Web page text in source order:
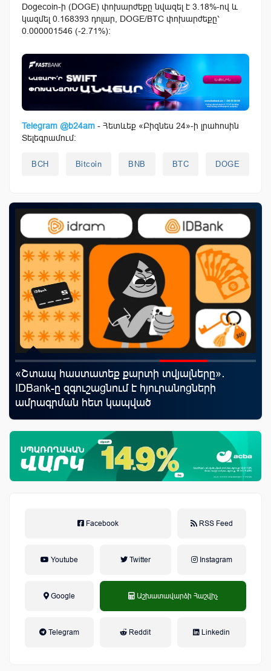
Dogecoin-ի (DOGE) փոխարժեքը նվազել է 3.18%-ով և
կազմել 0.168393 դոլար, DOGE/BTC փոխարժեքը՝
0.000001546 (-2.71%):
Telegram @b24am - Հետևեք «Բիզնես 24»-ի լրահոսին
Տելեգրամում:
BCH Bitcoin BNB BTC DOGE
«Շտապ հաստատեք քարտի տվյալները»․
IDBank-ը զգուշացնում է հյուրանոցների
ամրագրման հետ կապված
զեղծարարությունների մասին
Facebook RSS Feed
Youtube Twitter Instagram
Google Աշխատավարձի Հաշվիչ
Telegram Reddit Linkedin